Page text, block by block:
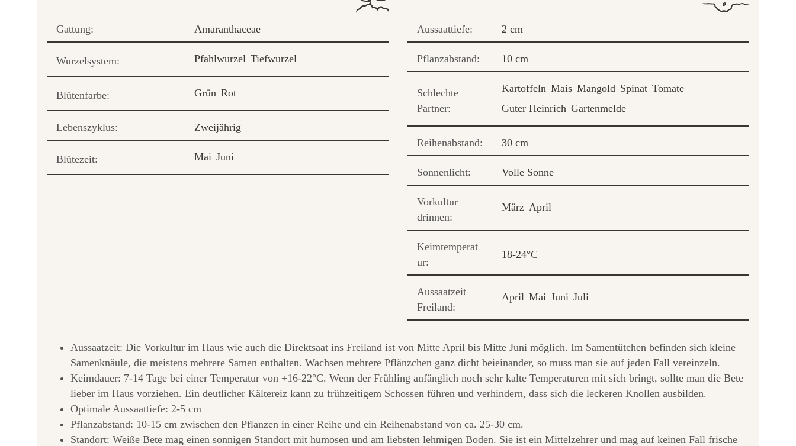
Gattung: Amaranthaceae
Wurzelsystem: Pfahlwurzel Tiefwurzel
Blütenfarbe: Grün Rot
Lebenszyklus: Zweijährig
Blütezeit: Mai Juni
Aussaattiefe: 2 cm
Pflanzabstand: 10 cm
Schlechte
Partner:
Kartoffeln Mais Mangold Spinat Tomate
Guter Heinrich Gartenmelde
Reihenabstand: 30 cm
Sonnenlicht: Volle Sonne
Vorkultur
drinnen:
März April
Keimtemperat
ur:
18-24°C
Aussaatzeit
Freiland:
April Mai Juni Juli
Aussaatzeit: Die Vorkultur im Haus wie auch die Direktsaat ins Freiland ist von Mitte April bis Mitte Juni möglich. Im Samentütchen befinden sich kleine
Samenknäule, die meistens mehrere Samen enthalten. Wachsen mehrere Pflänzchen ganz dicht beieinander, so muss man sie auf jeden Fall vereinzeln.
Keimdauer: 7-14 Tage bei einer Temperatur von +16-22°C. Wenn der Frühling anfänglich noch sehr kalte Temperaturen mit sich bringt, sollte man die Bete
lieber im Haus vorziehen. Ein deutlicher Kältereiz kann zu frühzeitigem Schossen führen und verhindern, dass sich die leckeren Knollen ausbilden.
Optimale Aussaattiefe: 2-5 cm
Pflanzabstand: 10-15 cm zwischen den Pflanzen in einer Reihe und ein Reihenabstand von ca. 25-30 cm.
Standort: Weiße Bete mag einen sonnigen Standort mit humosen und am liebsten lehmigen Boden. Sie ist ein Mittelzehrer und mag auf keinen Fall frische